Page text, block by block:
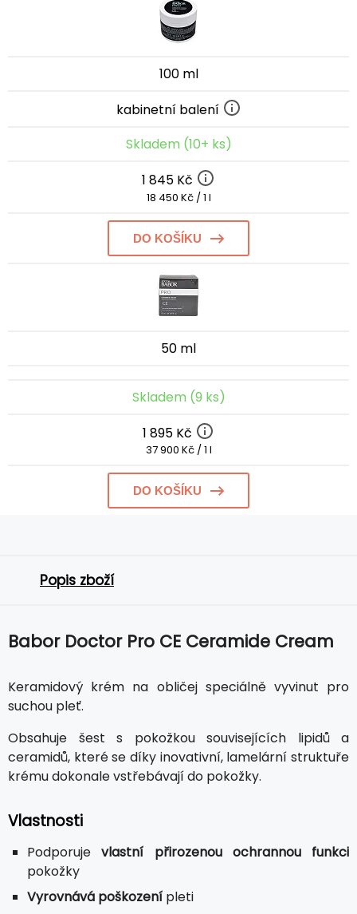
100 ml
kabinetní balení
Skladem (10+ ks)
1 845 Kč
18 450 Kč / 1 l
DO KOŠÍKU
50 ml
Skladem (9 ks)
1 895 Kč
37 900 Kč / 1 l
DO KOŠÍKU
Popis zboží
Babor Doctor Pro CE Ceramide Cream
Keramidový krém na obličej speciálně vyvinut pro
suchou pleť.
Obsahuje šest s pokožkou souvisejících lipidů a
ceramidů, které se díky inovativní, lamelární struktuře
krému dokonale vstřebávají do pokožky.
Vlastnosti
Podporujevlastní přirozenou ochrannou funkci
pokožky
Vyrovnává poškození pleti